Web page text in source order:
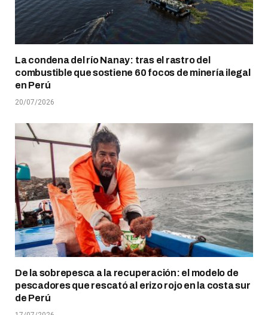
La condena del río Nanay: tras el rastro del
combustible que sostiene 60 focos de minería ilegal
en Perú
20/07/2026
De la sobrepesca a la recuperación: el modelo de
pescadores que rescató al erizo rojo en la costa sur
de Perú